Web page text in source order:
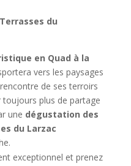
Terrasses du
en Quad à la
vers les paysages
de ses terroirs
toujours plus de partage
une dégustation des
du Larzac
exceptionnel et prenez